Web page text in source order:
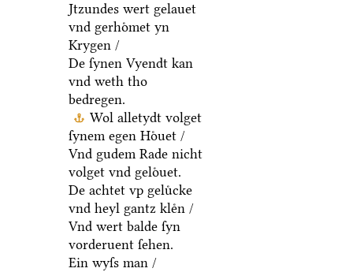
Jtzundes wert gelauet
vnd gerhoͤmet yn
Krygen /
De ſynen Vyendt kan
vnd weth tho
bedregen.
Wol alletydt volget
ſynem egen Hoͤuet /
Vnd gudem Rade nicht
volget vnd geloͤuet.
De achtet vp geluͤcke
vnd heyl gantz kleͤn /
Vnd wert balde ſyn
vorderuent ſehen.
Ein wyſs man /